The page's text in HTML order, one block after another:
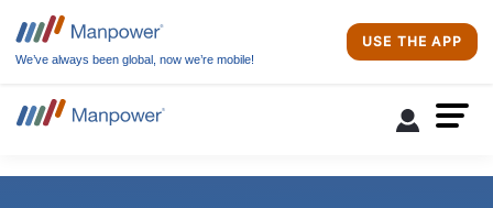
We’ve always been global, now we’re mobile!
USE THE APP